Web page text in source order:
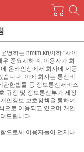
영하는 hmtm.kr(이하 "사이
중요시하며, 이용자가 회
온라인상에서 회사에 제공
니다. 이에 회사는 통신비
관한법률 등 정보통신서비스
규정 및 정보통신부가 제정
인정보 보호정책을 통하여
으로 이용되고 있으며 개인
드립니다.
으로써 이용자들이 언제나